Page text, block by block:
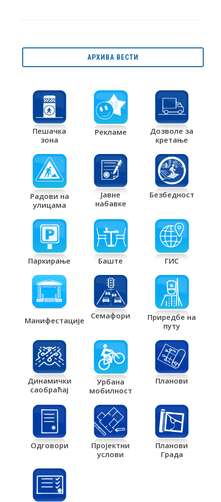
АРХИВА ВЕСТИ
Пешачка
зона
Рекламе
Дозволе за
кретање
Радови на
улицама
Јавне
набавке
Безбедност
Паркирање Баште ГИС
Манифестације Семафори
Приредбе на
путу
Динамички
саобраћај
Урбана
мобилност
Планови
Одговори
Пројектни
услови
Планови
Града